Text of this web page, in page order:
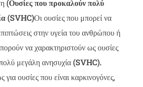
(Ουσίες που προκαλούν πολύ
(SVHC)Οι ουσίες που μπορεί να
στην υγεία του ανθρώπου ή
να χαρακτηριστούν ως ουσίες
μεγάλη ανησυχία(SVHC).
για ουσίες που είναι καρκινογόνες,